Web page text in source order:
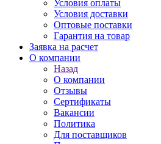
Условия оплаты
Условия доставки
Оптовые поставки
Гарантия на товар
Заявка на расчет
О компании
Назад
О компании
Отзывы
Сертификаты
Вакансии
Политика
Для поставщиков